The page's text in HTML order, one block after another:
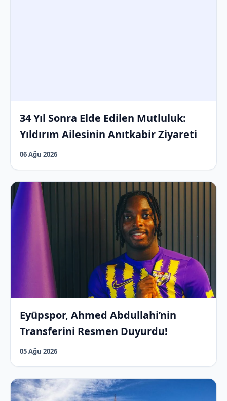
34 Yıl Sonra Elde Edilen Mutluluk:
Yıldırım Ailesinin Anıtkabir Ziyareti
06 Ağu 2026
Eyüpspor, Ahmed Abdullahi’nin
Transferini Resmen Duyurdu!
05 Ağu 2026